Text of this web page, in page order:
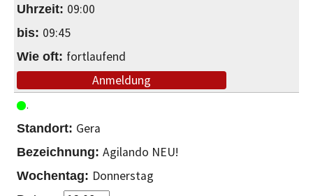
09:00
09:45
fortlaufend
Anmeldung
Gera
Agilando NEU!
Donnerstag